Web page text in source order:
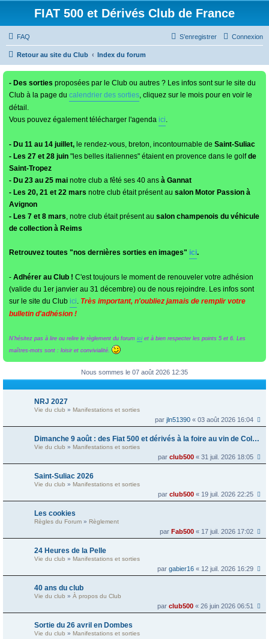
FIAT 500 et Dérivés Club de France
FAQ Connexion
S’enregistrer
Retour au site du Club Index du forum
- Des sorties proposées par le Club ou autres ? Les infos sont sur le site du
Club à la page du calendrier des sorties, cliquez sur le mois pour en voir le
détail.
Vous pouvez également télécharger l'agenda ici.
- Du 11 au 14 juillet, le rendez-vous, breton, incontournable de Saint-Suliac
- Les 27 et 28 juin "les belles italiennes" étaient en provence dans le golfde
Saint-Tropez
- Du 23 au 25 mai notre club a fêté ses 40 ans à Gannat
- Les 20, 21 et 22 mars notre club était présent au salon Motor Passion à
Avignon
- Les 7 et 8 mars, notre club était présent au salon champenois du véhicule
de collection à Reims
Retrouvez toutes "nos dernières sorties en images" ici.
- Adhérer au Club ! C'est toujours le moment de renouveler votre adhésion
(valide du 1er janvier au 31 décembre) ou de nous rejoindre. Les infos sont
sur le site du Club ici. Très important, n'oubliez jamais de remplir votre
bulletin d'adhésion !
N'hésitez pas à lire ou relire le règlement du forum ici et à bien respecter les points 5 et 6. Les
maîtres-mots sont : loisir et convivialité.
Nous sommes le 07 août 2026 12:35
NRJ 2027
Vie du club » Manifestations et sorties
parjln51390 « 03 août 2026 16:04
Dimanche 9 août : des Fiat 500 et dérivés à la foire au vin de Colmar
Vie du club » Manifestations et sorties
parclub500 « 31 juil. 2026 18:05
Saint-Suliac 2026
Vie du club » Manifestations et sorties
parclub500 « 19 juil. 2026 22:25
Les cookies
Règles du Forum » Règlement
parFab500 « 17 juil. 2026 17:02
24 Heures de la Pelle
Vie du club » Manifestations et sorties
pargabier16 « 12 juil. 2026 16:29
40 ans du club
Vie du club » À propos du Club
parclub500 « 26 juin 2026 06:51
Sortie du 26 avril en Dombes
Vie du club » Manifestations et sorties